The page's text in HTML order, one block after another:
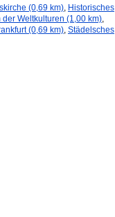
(0,69 km), Historisches
der Weltkulturen (1,00 km),
(0,69 km), Städelsches